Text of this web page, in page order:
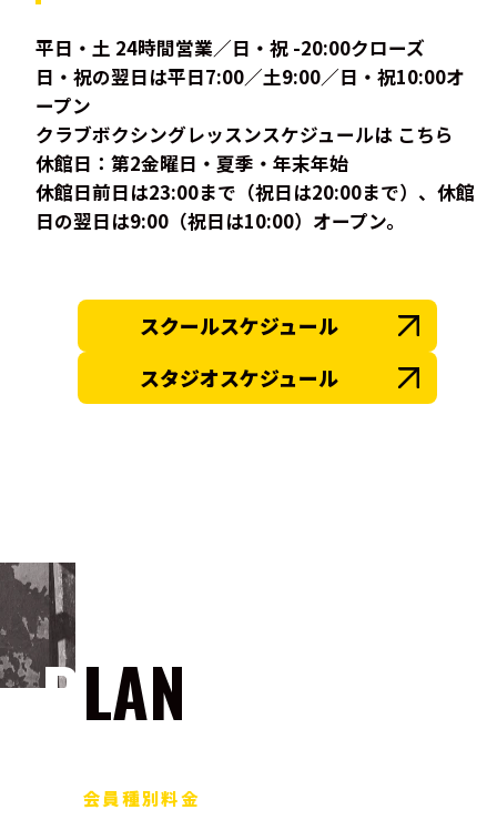
平日・土 24時間営業／日・祝 -20:00クローズ
日・祝の翌日は平日7:00／土9:00／日・祝10:00オ
ープン
クラブボクシングレッスンスケジュールは こちら
休館日：第2金曜日・夏季・年末年始
休館日前日は23:00まで（祝日は20:00まで）、休館
日の翌日は9:00（祝日は10:00）オープン。
スクールスケジュール
スタジオスケジュール
PLAN
会員種別料金